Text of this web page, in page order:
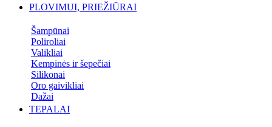
PLOVIMUI, PRIEŽIŪRAI
Šampūnai
Poliroliai
Valikliai
Kempinės ir šepečiai
Silikonai
Oro gaivikliai
Dažai
TEPALAI